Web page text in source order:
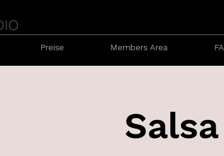
Preise Members Area
Salsa